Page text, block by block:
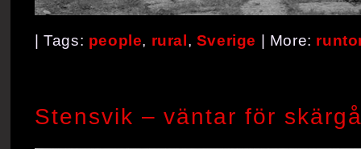
| Tags: people, rural, Sverige | More:
Stensvik – väntar för